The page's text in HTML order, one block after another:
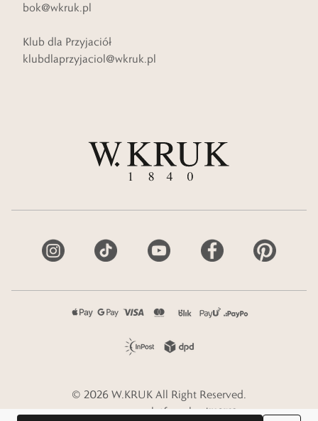
bok@wkruk.pl
Klub dla Przyjaciół
klubdlaprzyjaciol@wkruk.pl
© 2026 W.KRUK All Right Reserved.
e-commerce platform by